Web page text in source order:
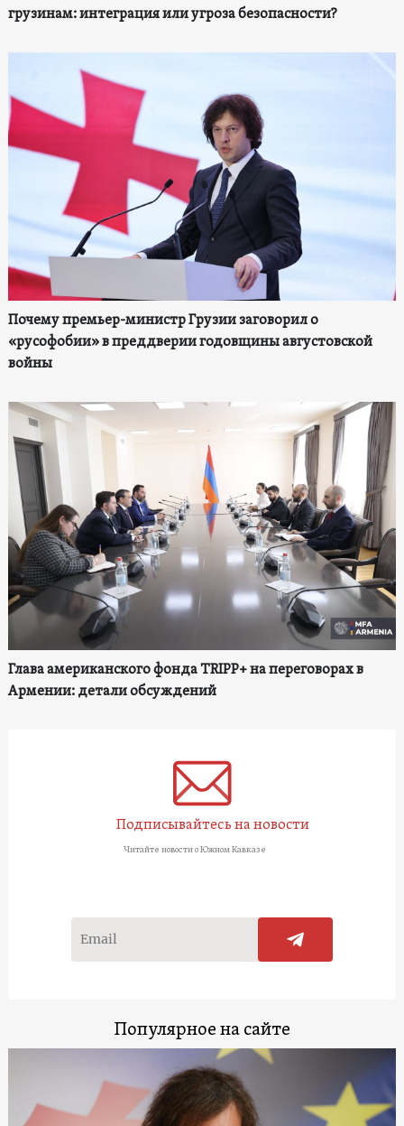
грузинам: интеграция или угроза безопасности?
Почему премьер-министр Грузии заговорил о
«русофобии» в преддверии годовщины августовской
войны
Глава американского фонда TRIPP+ на переговорах в
Армении: детали обсуждений
Подписывайтесь на новости
Читайте новости о Южном Кавказе
Популярное на сайте